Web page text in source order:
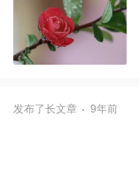
发布了长文章 9年前